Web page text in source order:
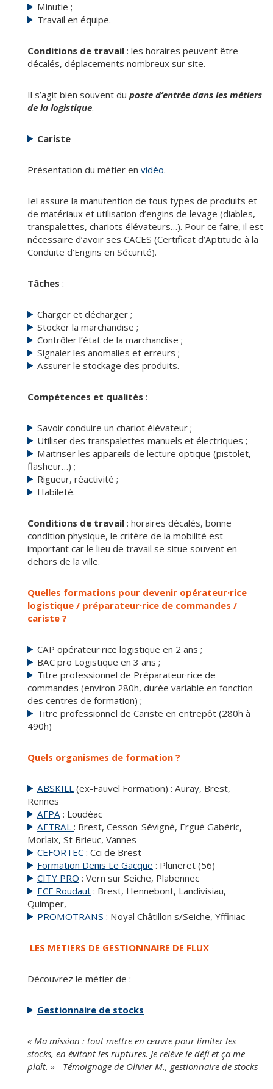
Minutie ;
Travail en équipe.
Conditions de travail : les horaires peuvent être
décalés, déplacements nombreux sur site.
Il s’agit bien souvent du poste d’entrée dans les métiers
de la logistique.
Cariste
Présentation du métier en vidéo.
Iel assure la manutention de tous types de produits et
de matériaux et utilisation d’engins de levage (diables,
transpalettes, chariots élévateurs…). Pour ce faire, il est
nécessaire d’avoir ses CACES (Certificat d’Aptitude à la
Conduite d’Engins en Sécurité).
Tâches :
Charger et décharger ;
Stocker la marchandise ;
Contrôler l’état de la marchandise ;
Signaler les anomalies et erreurs ;
Assurer le stockage des produits.
Compétences et qualités :
Savoir conduire un chariot élévateur ;
Utiliser des transpalettes manuels et électriques ;
Maitriser les appareils de lecture optique (pistolet,
flasheur…) ;
Rigueur, réactivité ;
Habileté.
Conditions de travail : horaires décalés, bonne
condition physique, le critère de la mobilité est
important car le lieu de travail se situe souvent en
dehors de la ville.
Quelles formations pour devenir opérateur·rice
logistique / préparateur·rice de commandes /
cariste ?
CAP opérateur·rice logistique en 2 ans ;
BAC pro Logistique en 3 ans ;
Titre professionnel de Préparateur·rice de
commandes (environ 280h, durée variable en fonction
des centres de formation) ;
Titre professionnel de Cariste en entrepôt (280h à
490h)
Quels organismes de formation ?
ABSKILL (ex-Fauvel Formation) : Auray, Brest,
Rennes
AFPA : Loudéac
AFTRAL : Brest, Cesson-Sévigné, Ergué Gabéric,
Morlaix, St Brieuc, Vannes
CEFORTEC : Cci de Brest
Formation Denis Le Gacque : Pluneret (56)
CITY PRO : Vern sur Seiche, Plabennec
ECF Roudaut : Brest, Hennebont, Landivisiau,
Quimper,
PROMOTRANS : Noyal Châtillon s/Seiche, Yffiniac
LES METIERS DE GESTIONNAIRE DE FLUX
Découvrez le métier de :
Gestionnaire de stocks
« Ma mission : tout mettre en œuvre pour limiter les
stocks, en évitant les ruptures. Je relève le défi et ça me
plaît. » - Témoignage de Olivier M., gestionnaire de stocks